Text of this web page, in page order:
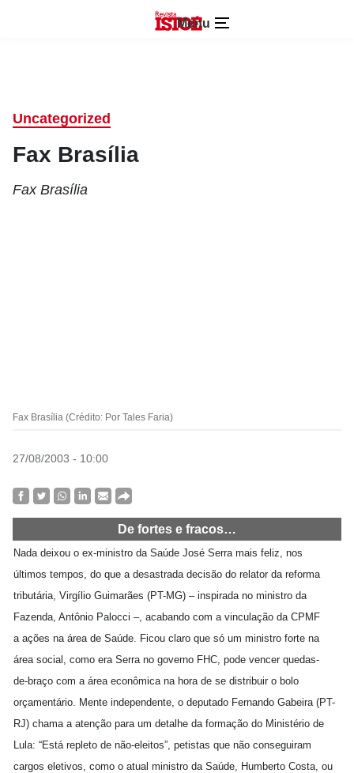
Menu
Uncategorized
Fax Brasília
Fax Brasília
Fax Brasília (Crédito: Por Tales Faria)
27/08/2003 - 10:00
De fortes e fracos…
Nada deixou o ex-ministro da Saúde José Serra mais feliz, nos
últimos tempos, do que a desastrada decisão do relator da reforma
tributária, Virgílio Guimarães (PT-MG) – inspirada no ministro da
Fazenda, Antônio Palocci –, acabando com a vinculação da CPMF
a ações na área de Saúde. Ficou claro que só um ministro forte na
área social, como era Serra no governo FHC, pode vencer quedas-
de-braço com a área econômica na hora de se distribuir o bolo
orçamentário. Mente independente, o deputado Fernando Gabeira (PT-
RJ) chama a atenção para um detalhe da formação do Ministério de
Lula: “Está repleto de não-eleitos”, petistas que não conseguiram
cargos eletivos, como o atual ministro da Saúde, Humberto Costa, ou